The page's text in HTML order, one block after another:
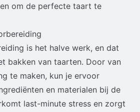
om de perfecte taart te
is het halve werk, en dat
bakken van taarten. Door van
te maken, kun je ervoor
en materialen bij de
last-minute stress en zorgt